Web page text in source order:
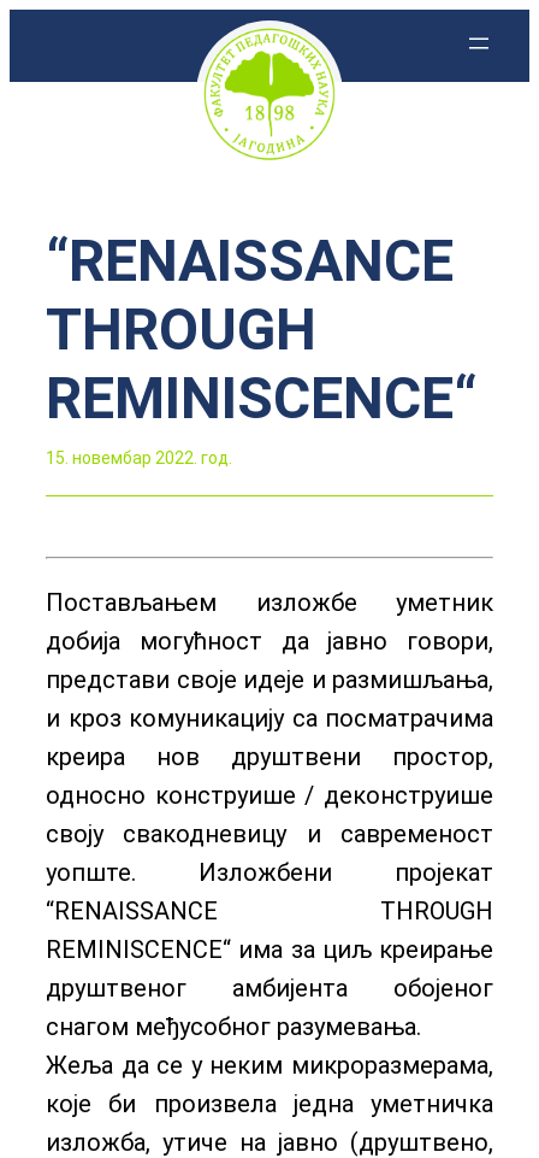
“RENAISSANCE
THROUGH
REMINISCENCE“
15. новембар 2022. год.
Постављањем изложбе уметник
добија могућност да јавно говори,
представи своје идеје и размишљања,
и кроз комуникацију са посматрачима
креира нов друштвени простор,
односно конструише / деконструише
своју свакодневицу и савременост
уопште. Изложбени пројекат
“RENAISSANCE THROUGH
REMINISCENCE“ има за циљ креирање
друштвеног амбијента обојеног
снагом међусобног разумевања.
Жеља да се у неким микроразмерама,
које би произвела једна уметничка
изложба, утиче на јавно (друштвено,